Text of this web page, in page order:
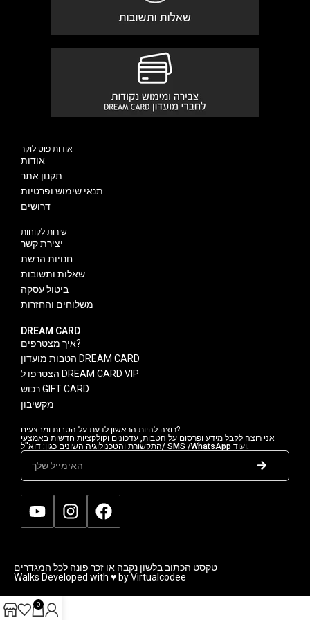
אודות פוט לוקר
אודות
תקנון אתר
תנאי שימוש ופרטיות
דרושים
שירות לקוחות
יצירת קשר
חנויות הרשת
שאלות ותשובות
ביטול עסקה
משלוחים והחזרות
DREAM CARD
איך מצטרפים?
הטבות מועדון DREAM CARD
הצטרפו ל DREAM CARD VIP
רכוש GIFT CARD
מקשיבון
רוצה להיות הראשון לדעת על הטבות ומבצעים?
אני רוצה לקבל מידע ופרסום על הטבות, עדכונים וקולקציות חדשות באמצעי
התקשורת והטכנולוגיה השונים כגון: דוא"ל/ SMS /WhatsApp ועוד.
טקסט הכתוב בלשון נקבה או זכר פונה לכל המגדרים
Walks Developed with ♥ by Virtualcodee
0